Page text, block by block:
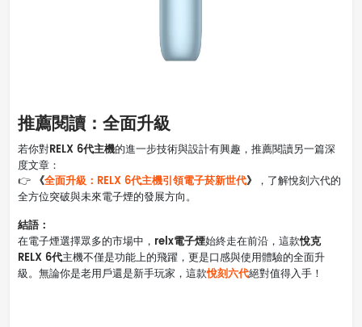
推薦閱讀：全面升級
若你對RELX 6代主機的進一步技術與設計有興趣，推薦閱讀另一篇深
度文章：
👉
《全面升級：RELX 6代主機引領電子菸新世代》
，了解悅刻六代的
全方位突破與未來電子煙的發展方向。
結語：
在電子煙選擇眾多的市場中， relx電子煙始終走在前沿，這款悅克
RELX 6代主機不僅是功能上的飛躍，更是口感與使用體驗的全面升
級。無論你是老用戶還是新手玩家，這款悅刻六代絕對值得入手！